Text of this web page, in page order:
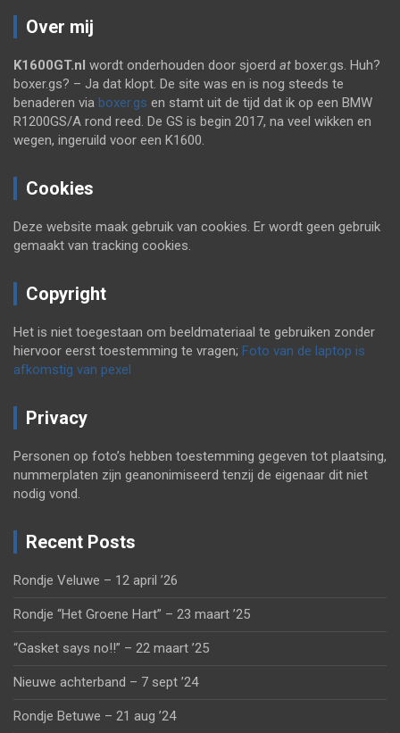
Over mij
K1600GT.nl wordt onderhouden door sjoerd at boxer.gs. Huh?
boxer.gs? – Ja dat klopt. De site was en is nog steeds te
benaderen via boxer.gs en stamt uit de tijd dat ik op een BMW
R1200GS/A rond reed. De GS is begin 2017, na veel wikken en
wegen, ingeruild voor een K1600.
Cookies
Deze website maak gebruik van cookies. Er wordt geen gebruik
gemaakt van tracking cookies.
Copyright
Het is niet toegestaan om beeldmateriaal te gebruiken zonder
hiervoor eerst toestemming te vragen; Foto van de laptop is
afkomstig van pexel
Privacy
Personen op foto’s hebben toestemming gegeven tot plaatsing,
nummerplaten zijn geanonimiseerd tenzij de eigenaar dit niet
nodig vond.
Recent Posts
Rondje Veluwe – 12 april ’26
Rondje “Het Groene Hart” – 23 maart ’25
“Gasket says no!!” – 22 maart ’25
Nieuwe achterband – 7 sept ’24
Rondje Betuwe – 21 aug ’24